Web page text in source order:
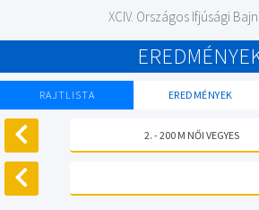
XCIV. Országos Ifjúsági
RAJTLISTA EREDMÉNYEK
2. - 200 M NŐI VEGYES